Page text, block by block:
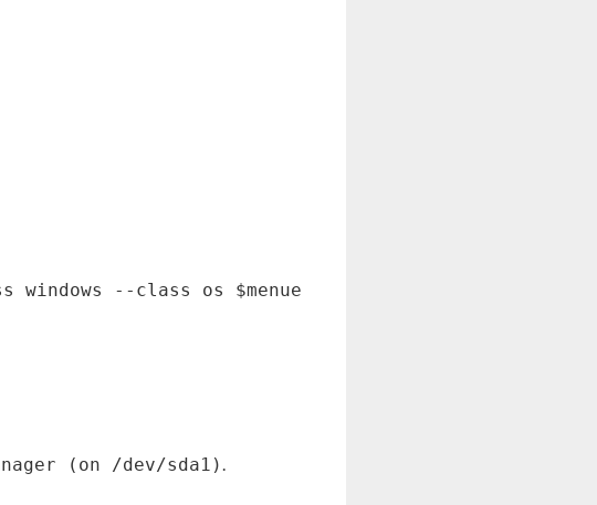
windows --class os $menuentry_id_option 'osprober-
(on /dev/sda1).